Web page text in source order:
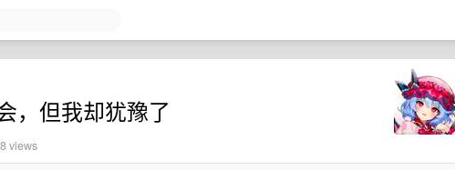
，但我却犹豫了
views